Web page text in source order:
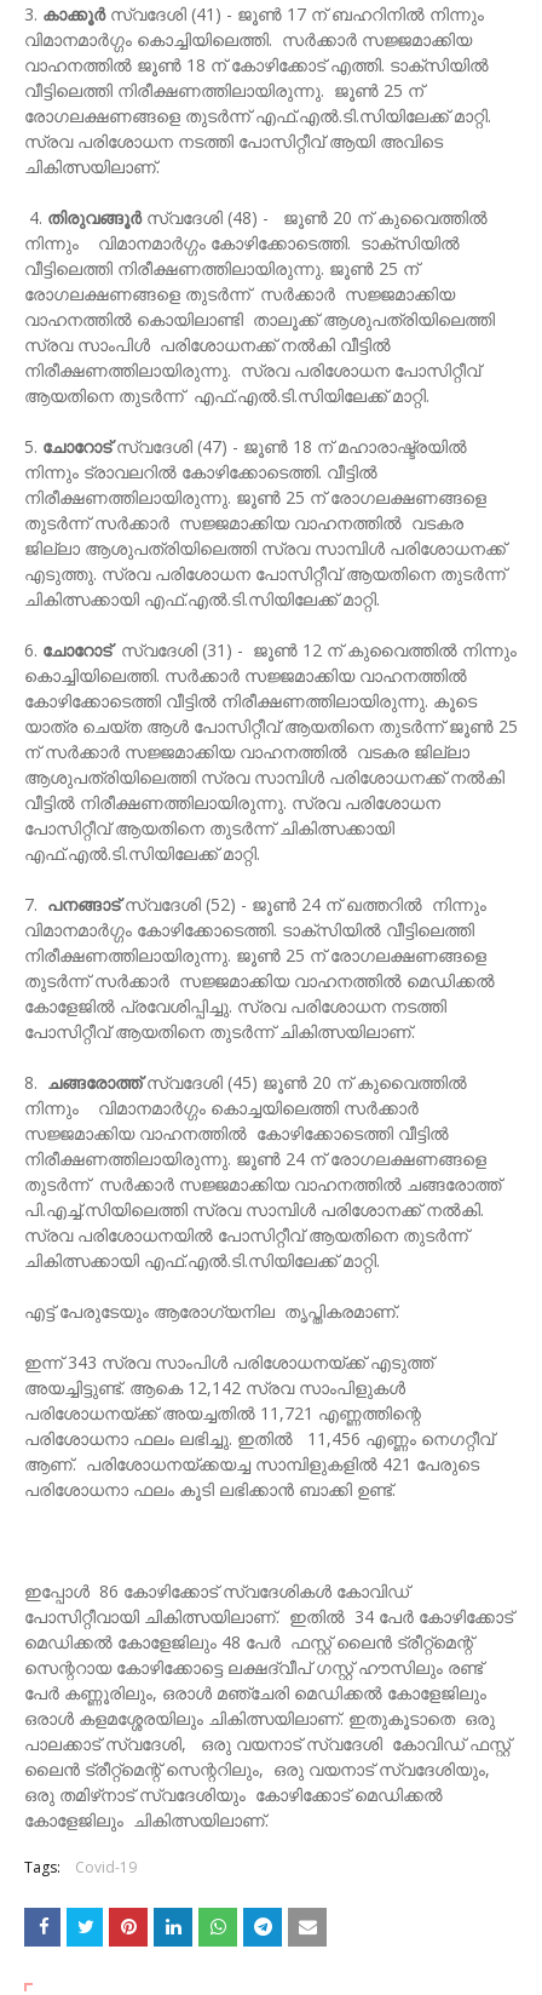
3. കാക്കൂര്‍സ്വദേശി (41) - ജൂണ്‍ 17 ന് ബഹറിനില്‍ നിന്നും
വിമാനമാര്‍ഗ്ഗം കൊച്ചിയിലെത്തി. സർക്കാർ സജ്ജമാക്കിയ
വാഹനത്തില്‍ ജൂണ്‍ 18 ന് കോഴിക്കോട് എത്തി. ടാക്‌സിയില്‍
വീട്ടിലെത്തി നിരീക്ഷണത്തിലായിരുന്നു. ജൂണ്‍ 25 ന്
രോഗലക്ഷണങ്ങളെ തുടര്‍ന്ന് എഫ്.എല്‍.ടി.സിയിലേക്ക് മാറ്റി.
സ്രവ പരിശോധന നടത്തി പോസിറ്റീവ് ആയി അവിടെ
ചികിത്സയിലാണ്.
4. തിരുവങ്ങൂര്‍സ്വദേശി (48) - ജൂണ്‍ 20 ന് കുവൈത്തില്‍
നിന്നും വിമാനമാര്‍ഗ്ഗം കോഴിക്കോടെത്തി. ടാക്‌സിയില്‍
വീട്ടിലെത്തി നിരീക്ഷണത്തിലായിരുന്നു. ജൂണ്‍ 25 ന്
രോഗലക്ഷണങ്ങളെ തുടര്‍ന്ന് സർക്കാർ സജ്ജമാക്കിയ
വാഹനത്തില്‍ കൊയിലാണ്ടി താലൂക്ക് ആശുപത്രിയിലെത്തി
സ്രവ സാംപിള്‍ പരിശോധനക്ക് നൽകി വീട്ടില്‍
നിരീക്ഷണത്തിലായിരുന്നു. സ്രവ പരിശോധന പോസിറ്റീവ്
ആയതിനെ തുടര്‍ന്ന് എഫ്.എല്‍.ടി.സിയിലേക്ക് മാറ്റി.
5. ചോറോട്സ്വദേശി (47) - ജൂണ്‍ 18 ന് മഹാരാഷ്ട്രയില്‍
നിന്നും ട്രാവലറില്‍ കോഴിക്കോടെത്തി. വീട്ടില്‍
നിരീക്ഷണത്തിലായിരുന്നു. ജൂണ്‍ 25 ന് രോഗലക്ഷണങ്ങളെ
തുടര്‍ന്ന് സർക്കാർ സജ്ജമാക്കിയ വാഹനത്തില്‍ വടകര
ജില്ലാ ആശുപത്രിയിലെത്തി സ്രവ സാമ്പിള്‍ പരിശോധനക്ക്
എടുത്തു. സ്രവ പരിശോധന പോസിറ്റീവ് ആയതിനെ തുടര്‍ന്ന്
ചികിത്സക്കായി എഫ്.എല്‍.ടി.സിയിലേക്ക് മാറ്റി.
6. ചോറോട്സ്വദേശി (31) - ജൂണ്‍ 12 ന് കുവൈത്തില്‍ നിന്നും
കൊച്ചിയിലെത്തി. സർക്കാർ സജ്ജമാക്കിയ വാഹനത്തില്‍
കോഴിക്കോടെത്തി വീട്ടില്‍ നിരീക്ഷണത്തിലായിരുന്നു. കൂടെ
യാത്ര ചെയ്ത ആള്‍ പോസിറ്റീവ് ആയതിനെ തുടര്‍ന്ന് ജൂണ്‍ 25
ന് സർക്കാർ സജ്ജമാക്കിയ വാഹനത്തില്‍ വടകര ജില്ലാ
ആശുപത്രിയിലെത്തി സ്രവ സാമ്പിള്‍ പരിശോധനക്ക് നൽകി
വീട്ടില്‍ നിരീക്ഷണത്തിലായിരുന്നു. സ്രവ പരിശോധന
പോസിറ്റീവ് ആയതിനെ തുടര്‍ന്ന് ചികിത്സക്കായി
എഫ്.എല്‍.ടി.സിയിലേക്ക് മാറ്റി.
7. പനങ്ങാട്സ്വദേശി (52) - ജൂണ്‍ 24 ന് ഖത്തറില്‍ നിന്നും
വിമാനമാര്‍ഗ്ഗം കോഴിക്കോടെത്തി. ടാക്‌സിയില്‍ വീട്ടിലെത്തി
നിരീക്ഷണത്തിലായിരുന്നു. ജൂണ്‍ 25 ന് രോഗലക്ഷണങ്ങളെ
തുടര്‍ന്ന് സർക്കാർ സജ്ജമാക്കിയ വാഹനത്തില്‍ മെഡിക്കല്‍
കോളേജില്‍ പ്രവേശിപ്പിച്ചു. സ്രവ പരിശോധന നടത്തി
പോസിറ്റീവ് ആയതിനെ തുടര്‍ന്ന് ചികിത്സയിലാണ്.
8. ചങ്ങരോത്ത്സ്വദേശി (45) ജൂണ്‍ 20 ന് കുവൈത്തില്‍
നിന്നും വിമാനമാര്‍ഗ്ഗം കൊച്ചയിലെത്തി സർക്കാർ
സജ്ജമാക്കിയ വാഹനത്തില്‍ കോഴിക്കോടെത്തി വീട്ടില്‍
നിരീക്ഷണത്തിലായിരുന്നു. ജൂണ്‍ 24 ന് രോഗലക്ഷണങ്ങളെ
തുടര്‍ന്ന് സർക്കാർ സജ്ജമാക്കിയ വാഹനത്തില്‍ ചങ്ങരോത്ത്
പി.എച്ച്.സിയിലെത്തി സ്രവ സാമ്പിള്‍ പരിശോനക്ക് നല്‍കി.
സ്രവ പരിശോധനയില്‍ പോസിറ്റീവ് ആയതിനെ തുടര്‍ന്ന്
ചികിത്സക്കായി എഫ്.എല്‍.ടി.സിയിലേക്ക് മാറ്റി.
എട്ട് പേരുടേയും ആരോഗ്യനില തൃപ്തികരമാണ്.
ഇന്ന് 343 സ്രവ സാംപിള്‍ പരിശോധനയ്ക്ക് എടുത്ത്
അയച്ചിട്ടുണ്ട്. ആകെ 12,142 സ്രവ സാംപിളുകള്‍
പരിശോധനയ്ക്ക് അയച്ചതില്‍ 11,721 എണ്ണത്തിന്റെ
പരിശോധനാ ഫലം ലഭിച്ചു. ഇതില്‍ 11,456 എണ്ണം നെഗറ്റീവ്
ആണ്. പരിശോധനയ്ക്കയച്ച സാമ്പിളുകളില്‍ 421 പേരുടെ
പരിശോധനാ ഫലം കൂടി ലഭിക്കാന്‍ ബാക്കി ഉണ്ട്.
ഇപ്പോള്‍ 86 കോഴിക്കോട് സ്വദേശികള്‍ കോവിഡ്
പോസിറ്റീവായി ചികിത്സയിലാണ്. ഇതില്‍ 34 പേര്‍ കോഴിക്കോട്
മെഡിക്കല്‍ കോളേജിലും 48 പേര്‍ ഫസ്റ്റ് ലൈന്‍ ട്രീറ്റ്‌മെന്റ്
സെന്ററായ കോഴിക്കോട്ടെ ലക്ഷദ്വീപ് ഗസ്റ്റ് ഹൗസിലും രണ്ട്
പേര്‍ കണ്ണൂരിലും, ഒരാള്‍ മഞ്ചേരി മെഡിക്കല്‍ കോളേജിലും
ഒരാള്‍ കളമശ്ശേരയിലും ചികിത്സയിലാണ്. ഇതുകൂടാതെ ഒരു
പാലക്കാട് സ്വദേശി, ഒരു വയനാട് സ്വദേശി കോവിഡ് ഫസ്റ്റ്
ലൈന്‍ ട്രീറ്റ്‌മെന്റ് സെന്ററിലും, ഒരു വയനാട് സ്വദേശിയും,
ഒരു തമിഴ്‌നാട് സ്വദേശിയും കോഴിക്കോട് മെഡിക്കല്‍
കോളേജിലും ചികിത്സയിലാണ്.
Tags: Covid-19